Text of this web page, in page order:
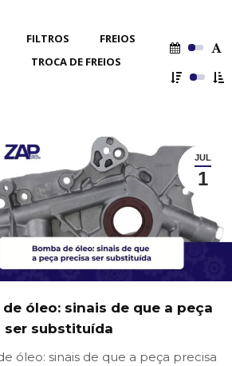
FILTROS
FREIOS
TROCA DE FREIOS
JUL
1
óleo: sinais de que a peça
ser substituída
óleo: sinais de que a peça precisa